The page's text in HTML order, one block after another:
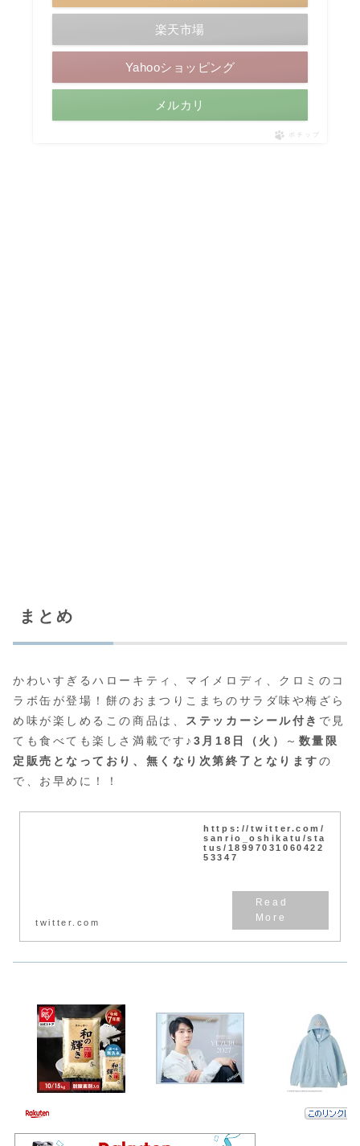
楽天市場
Yahooショッピング
メルカリ
ポチップ
まとめ
かわいすぎるハローキティ、マイメロディ、クロミのコ
ラボ缶が登場！餅のおまつりこまちのサラダ味や梅ざら
め味が楽しめるこの商品は、 ステッカーシール付き で見
ても食べても楽しさ満載です♪ 3月18日（火） ～ 数量限
定販売となっており、無くなり次第終了となりますの
で、お早めに！！
https://twitter.com/
sanrio_oshikatu/sta
tus/18997031060422
53347
twitter.com